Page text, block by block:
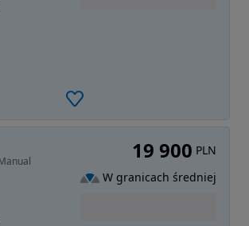
19 900 PLN
W granicach średniej